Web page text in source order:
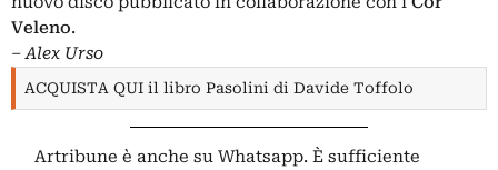
Veleno.
– Alex Urso
ACQUISTA QUI il libro Pasolini di Davide Toffolo
Artribune è anche su Whatsapp. È sufficiente